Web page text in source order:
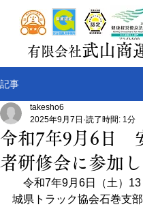
有限会社武山商
記事
令和7年9月6日
者研修会に参加し
takesho6
2025年9月7日 読了時間: 1分
令和7年9月6日（土）13
城県トラック協会石巻支